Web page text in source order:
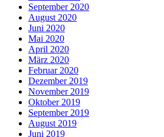
September 2020
August 2020
Juni 2020
Mai 2020
April 2020
März 2020
Februar 2020
Dezember 2019
November 2019
Oktober 2019
September 2019
August 2019
Juni 2019